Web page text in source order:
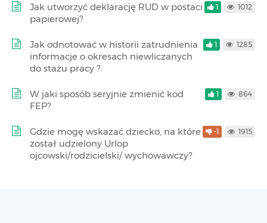
Jak utworzyć deklarację RUD w postaci
papierowej?
1 1012
Jak odnotować w historii zatrudnienia
informacje o okresach niewliczanych
do stażu pracy ?
1 1285
W jaki sposób seryjnie zmienić kod
FEP?
1 864
Gdzie mogę wskazać dziecko, na które
został udzielony Urlop
ojcowski/rodzicielski/ wychowawczy?
-1 1915